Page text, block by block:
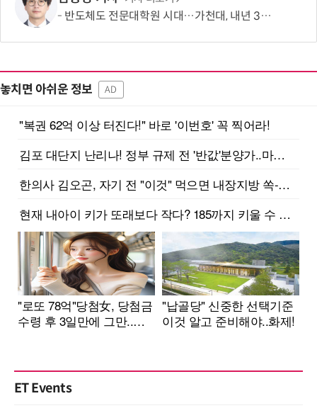
반도체도 전문대학원 시대…가천대, 내년 3월 30명 모집
놓치면 아쉬운 정보 AD
ET Events